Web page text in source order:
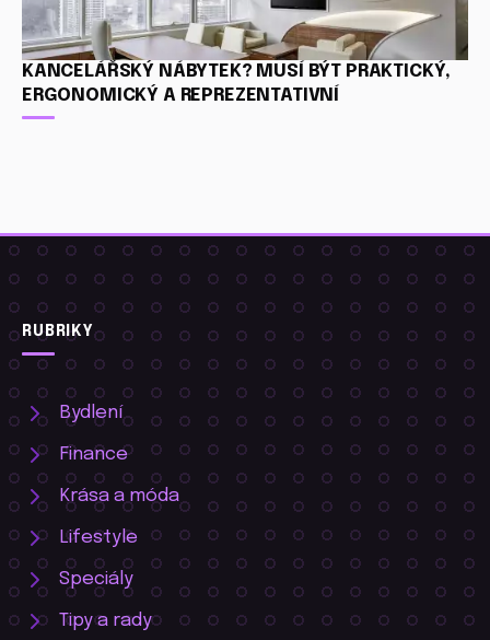
KANCELÁŘSKÝ NÁBYTEK? MUSÍ BÝT PRAKTICKÝ,
ERGONOMICKÝ A REPREZENTATIVNÍ
RUBRIKY
Bydlení
Finance
Krása a móda
Lifestyle
Speciály
Tipy a rady